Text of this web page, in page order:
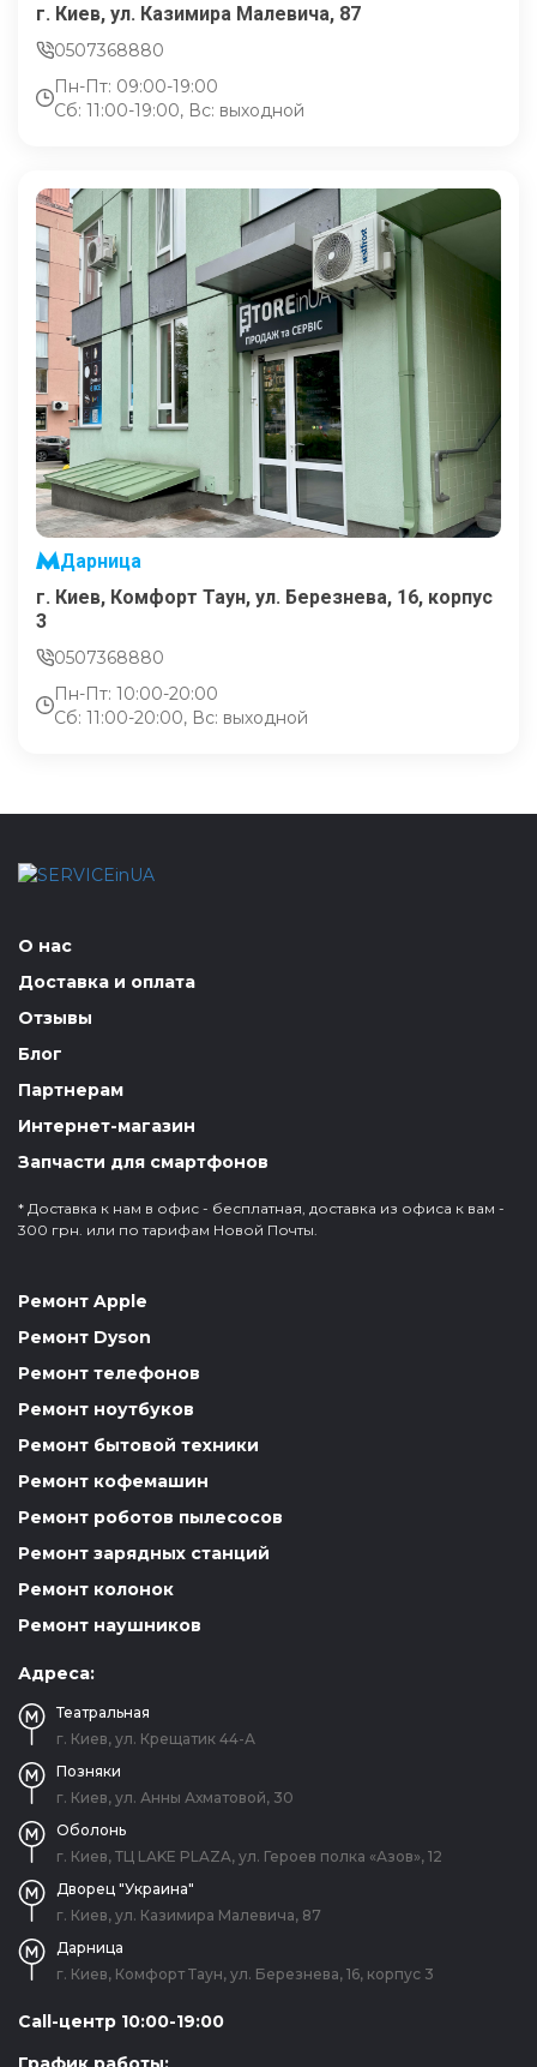
г. Киев, ул. Казимира Малевича, 87
0507368880
Пн-Пт: 09:00-19:00
Сб: 11:00-19:00, Вс: выходной
Дарница
г. Киев, Комфорт Таун, ул. Березнева, 16, корпус
3
0507368880
Пн-Пт: 10:00-20:00
Сб: 11:00-20:00, Вс: выходной
О нас
Доставка и оплата
Отзывы
Блог
Партнерам
Интернет-магазин
Запчасти для смартфонов
* Доставка к нам в офис - бесплатная, доставка из офиса к вам -
300 грн. или по тарифам Новой Почты.
Ремонт Apple
Ремонт Dyson
Ремонт телефонов
Ремонт ноутбуков
Ремонт бытовой техники
Ремонт кофемашин
Ремонт роботов пылесосов
Ремонт зарядных станций
Ремонт колонок
Ремонт наушников
Адреса:
Театральная
г. Киев, ул. Крещатик 44-А
Позняки
г. Киев, ул. Анны Ахматовой, 30
Оболонь
г. Киев, ТЦ LAKE PLAZA, ул. Героев полка «Азов», 12
Дворец "Украина"
г. Киев, ул. Казимира Малевича, 87
Дарница
г. Киев, Комфорт Таун, ул. Березнева, 16, корпус 3
Call-центр 10:00-19:00